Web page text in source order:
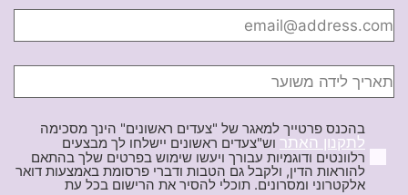
בהכנס פרטייך למאגר של "צעדים ראשונים" הינך מסכימה
לתקנון האתר וש"צעדים ראשונים יישלחו לך מבצעים
רלוונטים ודוגמיות עבורך ויעשו שימוש בפרטים שלך בהתאם
להוראות הדין, ולקבל גם הטבות ודברי פרסומת באמצעות דואר
אלקטרוני ומסרונים. תוכלי להסיר את הרישום בכל עת